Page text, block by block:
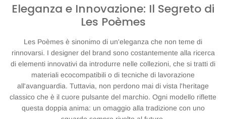
Eleganza e Innovazione: Il Segreto di
Les Poèmes
Les Poèmes è sinonimo di un'eleganza che non teme di
rinnovarsi. I designer del brand sono costantemente alla ricerca
di elementi innovativi da introdurre nelle collezioni, che si tratti di
materiali ecocompatibili o di tecniche di lavorazione
all'avanguardia. Tuttavia, non perdono mai di vista l'heritage
classico che è il cuore pulsante del marchio. Ogni modello riflette
questa doppia anima: un omaggio alla tradizione con uno